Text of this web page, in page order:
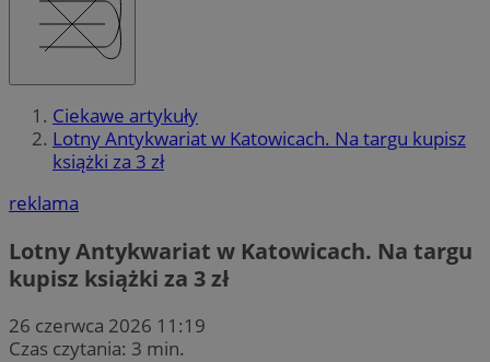
Ciekawe artykuły
Lotny Antykwariat w Katowicach. Na targu kupisz
książki za 3 zł
reklama
Lotny Antykwariat w Katowicach. Na targu
kupisz książki za 3 zł
26 czerwca 2026 11:19
Czas czytania: 3 min.